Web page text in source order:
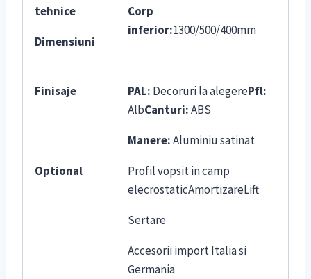
tehnice
Dimensiuni
Corp
inferior:1300/500/400mm
Finisaje PAL: Decoruri la alegerePfl:
AlbCanturi:ABS
Manere:Aluminiu satinat
Optional
Profil vopsit in camp
elecrostaticAmortizareLift
Sertare
Accesorii import Italia si
Germania